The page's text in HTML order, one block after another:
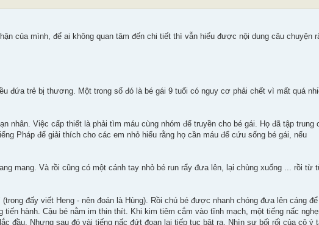
của mình, để ai không quan tâm đến chi tiết thì vẫn hiểu được nội dung câu chuyện
đứa trẻ bị thương. Một trong số đó là bé gái 9 tuổi có nguy cơ phải chết vì mất quá
Việc cấp thiết là phải tìm máu cùng nhóm để truyền cho bé gái. Họ đã tập trung
Pháp để giải thích cho các em nhỏ hiểu rằng họ cần máu để cứu sống bé gái, nếu
mang. Và rồi cũng có một cánh tay nhỏ bé run rẩy đưa lên, lại chùng xuống ... rồi từ
đấy viết Heng - nên đoán là Hùng). Rồi chú bé được nhanh chóng đưa lên cáng để
hành. Cậu bé nằm im thin thít. Khi kim tiêm cắm vào tĩnh mạch, một tiếng nấc
đầu. Nhưng sau đó vài tiếng nấc đứt đoạn lại tiếp tục bật ra. Nhìn sự bối rối của cô ý